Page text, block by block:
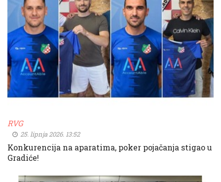
RVG
25. lipnja 2026. 13:52
Konkurencija na aparatima, poker pojačanja stigao u
Gradiće!